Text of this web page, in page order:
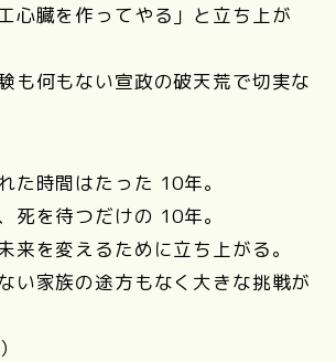
心臓を作ってやる」と立ち上が
も何もない宣政の破天荒で切実な
た時間はたった 10年。
死を待つだけの 10年。
来を変えるために立ち上がる。
い家族の途方もなく大きな挑戦が